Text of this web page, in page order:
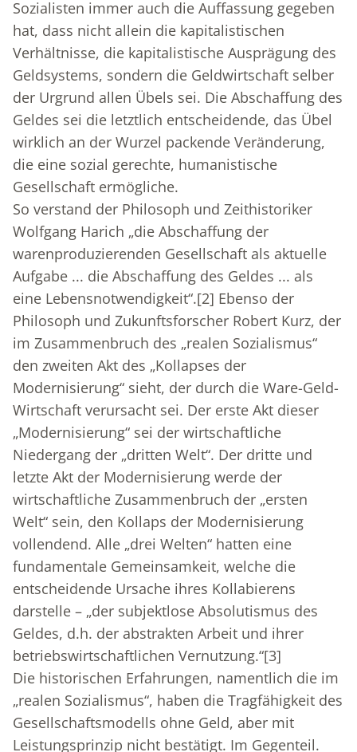
Sozialisten immer auch die Auffassung gegeben
hat, dass nicht allein die kapitalistischen
Verhältnisse, die kapitalistische Ausprägung des
Geldsystems, sondern die Geldwirtschaft selber
der Urgrund allen Übels sei. Die Abschaffung des
Geldes sei die letztlich entscheidende, das Übel
wirklich an der Wurzel packende Veränderung,
die eine sozial gerechte, humanistische
Gesellschaft ermögliche.
So verstand der Philosoph und Zeithistoriker
Wolfgang Harich „die Abschaffung der
warenproduzierenden Gesellschaft als aktuelle
Aufgabe ... die Abschaffung des Geldes ... als
eine Lebensnotwendigkeit“.[2] Ebenso der
Philosoph und Zukunftsforscher Robert Kurz, der
im Zusammenbruch des „realen Sozialismus“
den zweiten Akt des „Kollapses der
Modernisierung“ sieht, der durch die Ware-Geld-
Wirtschaft verursacht sei. Der erste Akt dieser
„Modernisierung“ sei der wirtschaftliche
Niedergang der „dritten Welt“. Der dritte und
letzte Akt der Modernisierung werde der
wirtschaftliche Zusammenbruch der „ersten
Welt“ sein, den Kollaps der Modernisierung
vollendend. Alle „drei Welten“ hatten eine
fundamentale Gemeinsamkeit, welche die
entscheidende Ursache ihres Kollabierens
darstelle – „der subjektlose Absolutismus des
Geldes, d.h. der abstrakten Arbeit und ihrer
betriebswirtschaftlichen Vernutzung.“[3]
Die historischen Erfahrungen, namentlich die im
„realen Sozialismus“, haben die Tragfähigkeit des
Gesellschaftsmodells ohne Geld, aber mit
Leistungsprinzip nicht bestätigt. Im Gegenteil.